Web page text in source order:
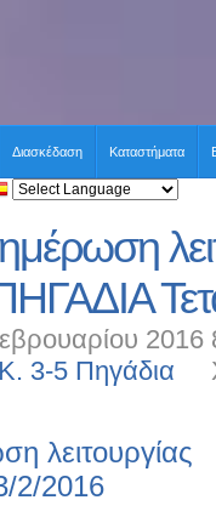
Διασκέδαση Καταστήματα
3-5 Πηγάδια
λειτουργίας
2/2016